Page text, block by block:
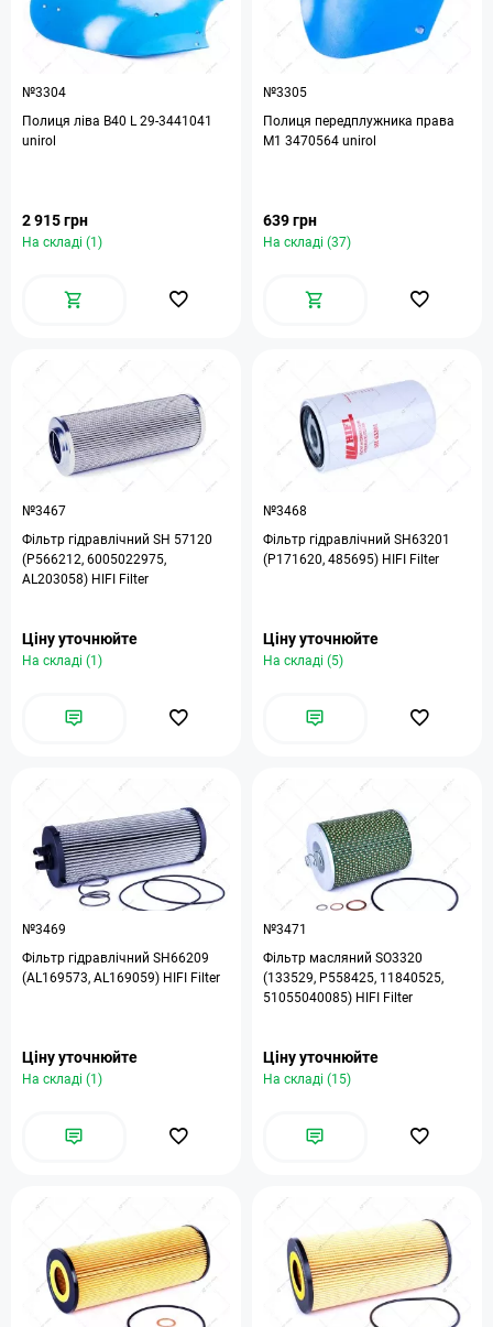
№3304
Полиця ліва B40 L 29-3441041
unirol
2 915 грн
На складі (1)
№3305
Полиця передплужника права
М1 3470564 unirol
639 грн
На складі (37)
№3467
Фільтр гідравлічний SH 57120
(P566212, 6005022975,
AL203058) HIFI Filter
Ціну уточнюйте
На складі (1)
№3468
Фільтр гідравлічний SH63201
(P171620, 485695) HIFI Filter
Ціну уточнюйте
На складі (5)
№3469
Фільтр гідравлічний SH66209
(AL169573, AL169059) HIFI Filter
Ціну уточнюйте
На складі (1)
№3471
Фільтр масляний SO3320
(133529, P558425, 11840525,
51055040085) HIFI Filter
Ціну уточнюйте
На складі (15)